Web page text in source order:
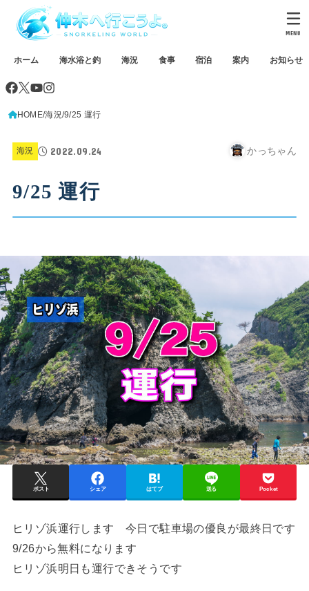
ホーム 海水浴と釣 海況 食事 宿泊 案内 お知らせ
MENU
HOME 海況 9/25 運行
海況 2022.09.24 かっちゃん
9/25 運行
ポスト シェア はてブ 送る Pocket
ヒリゾ浜運行します 今日で駐車場の優良が最終日です
9/26から無料になります
ヒリゾ浜明日も運行できそうです